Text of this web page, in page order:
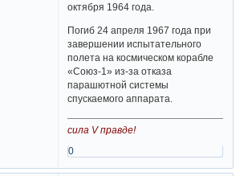
октября 1964 года.
Погиб 24 апреля 1967 года при
завершении испытательного
полета на космическом корабле
«Союз-1» из-за отказа
парашютной системы
спускаемого аппарата.
сила V правде!
0